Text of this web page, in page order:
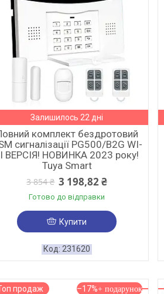
Залишилось 22 дні
комплект бездротовий
сигналізації PG500/B2G WI-
ВЕРСІЯ! НОВИНКА 2023 року!
Tuya Smart
3 854 ₴ 3 198,82 ₴
Готово до відправки
Купити
231620
продаж –17%